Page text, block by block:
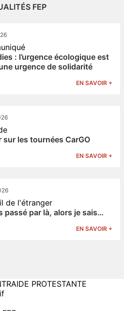
FEP
: l’urgence écologique est
urgence de solidarité
EN SAVOIR +
sur les tournées CarGO
EN SAVOIR +
de l'étranger
passé par là, alors je sais…
EN SAVOIR +
PROTESTANTE